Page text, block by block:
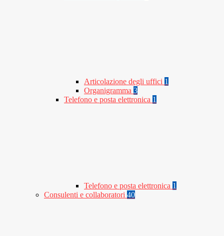
Articolazione degli uffici 1
Organigramma 3
Telefono e posta elettronica 1
Telefono e posta elettronica 1
Consulenti e collaboratori 40